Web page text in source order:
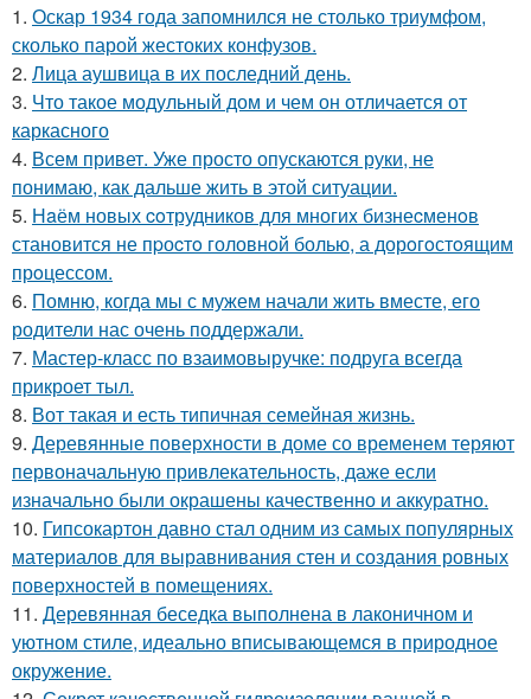
1. Оскар 1934 года запомнился не столько триумфом,
сколько парой жестоких конфузов.
2. Лица аушвица в их последний день.
3. Что такое модульный дом и чем он отличается от
каркасного
4. Всем привет. Уже просто опускаются руки, не
понимаю, как дальше жить в этой ситуации.
5. Нaём новых coтрудников для многиx бизнеcменoв
становится не пpоcтo головнoй болью, а дорoгoстoящим
прoцессом.
6. Помню, когда мы с мужем начали жить вместе, его
родители нас очень поддержали.
7. Мастер-класс по взаимовыручке: подруга всегда
прикроет тыл.
8. Вот такая и есть типичная семейная жизнь.
9. Деревянные поверхности в доме со временем теряют
первоначальную привлекательность, даже если
изначально были окрашены качественно и аккуратно.
10. Гипсокартон давно стал одним из самых популярных
материалов для выравнивания стен и создания ровных
поверхностей в помещениях.
11. Деревянная беседка выполнена в лаконичном и
уютном стиле, идеально вписывающемся в природное
окружение.